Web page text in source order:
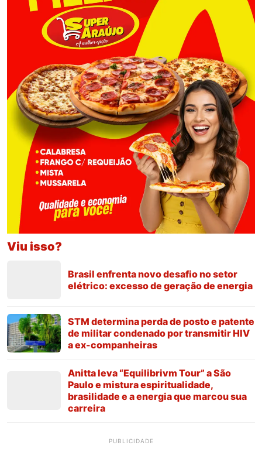
Viu isso?
Brasil enfrenta novo desafio no setor
elétrico: excesso de geração de energia
STM determina perda de posto e patente
de militar condenado por transmitir HIV
a ex-companheiras
Anitta leva “Equilibrivm Tour” a São
Paulo e mistura espiritualidade,
brasilidade e a energia que marcou sua
carreira
PUBLICIDADE